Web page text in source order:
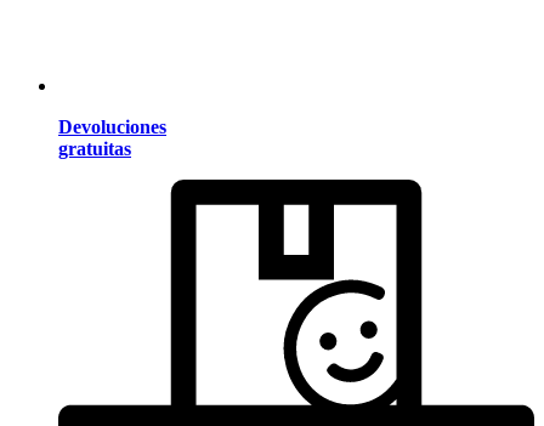
Devoluciones
gratuitas